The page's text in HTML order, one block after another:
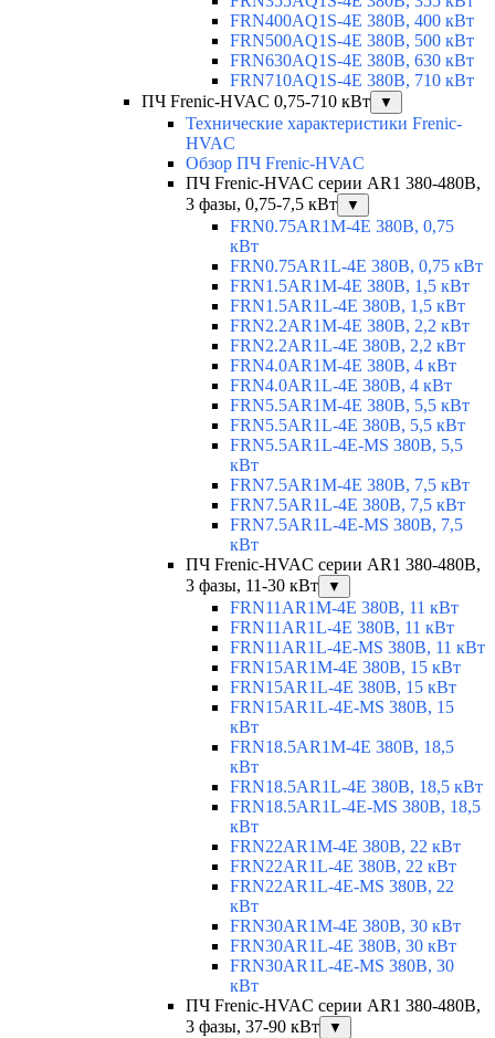
FRN400AQ1S-4E 380В, 400 кВт
FRN500AQ1S-4E 380В, 500 кВт
FRN630AQ1S-4E 380В, 630 кВт
FRN710AQ1S-4E 380В, 710 кВт
ПЧ Frenic-HVAC 0,75-710 кВт
▼
Технические характеристики Frenic-
HVAC
Обзор ПЧ Frenic-HVAC
ПЧ Frenic-HVAC серии AR1 380-480В,
3 фазы, 0,75-7,5 кВт
▼
FRN0.75AR1M-4E 380В, 0,75
кВт
FRN0.75AR1L-4E 380В, 0,75 кВт
FRN1.5AR1M-4E 380В, 1,5 кВт
FRN1.5AR1L-4E 380В, 1,5 кВт
FRN2.2AR1M-4E 380В, 2,2 кВт
FRN2.2AR1L-4E 380В, 2,2 кВт
FRN4.0AR1M-4E 380В, 4 кВт
FRN4.0AR1L-4E 380В, 4 кВт
FRN5.5AR1M-4E 380В, 5,5 кВт
FRN5.5AR1L-4E 380В, 5,5 кВт
FRN5.5AR1L-4E-MS 380В, 5,5
кВт
FRN7.5AR1M-4E 380В, 7,5 кВт
FRN7.5AR1L-4E 380В, 7,5 кВт
FRN7.5AR1L-4E-MS 380В, 7,5
кВт
ПЧ Frenic-HVAC серии AR1 380-480В,
3 фазы, 11-30 кВт
▼
FRN11AR1M-4E 380В, 11 кВт
FRN11AR1L-4E 380В, 11 кВт
FRN11AR1L-4E-MS 380В, 11 кВт
FRN15AR1M-4E 380В, 15 кВт
FRN15AR1L-4E 380В, 15 кВт
FRN15AR1L-4E-MS 380В, 15
кВт
FRN18.5AR1M-4E 380В, 18,5
кВт
FRN18.5AR1L-4E 380В, 18,5 кВт
FRN18.5AR1L-4E-MS 380В, 18,5
кВт
FRN22AR1M-4E 380В, 22 кВт
FRN22AR1L-4E 380В, 22 кВт
FRN22AR1L-4E-MS 380В, 22
кВт
FRN30AR1M-4E 380В, 30 кВт
FRN30AR1L-4E 380В, 30 кВт
FRN30AR1L-4E-MS 380В, 30
кВт
ПЧ Frenic-HVAC серии AR1 380-480В,
3 фазы, 37-90 кВт
▼